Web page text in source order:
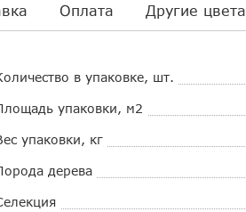
Оплата Другие цвета
в упаковке, шт.
упаковки, м2
упаковки, кг
дерева